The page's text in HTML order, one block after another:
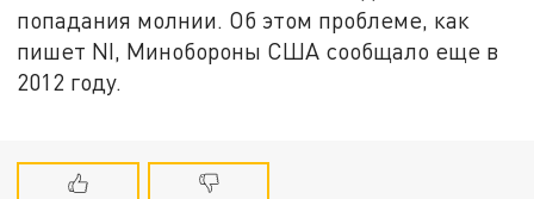
попадания молнии. Об этом проблеме, как
пишет NI, Минобороны США сообщало еще в
2012 году.